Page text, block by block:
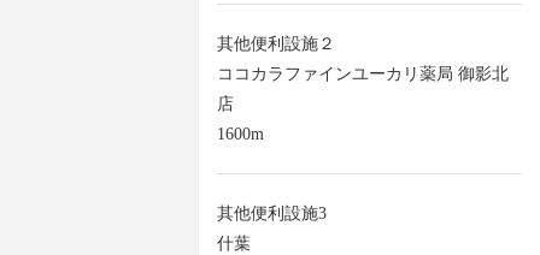
其他便利設施２
ココカラファインユーカリ薬局 御影北
店
1600m
其他便利設施3
什葉